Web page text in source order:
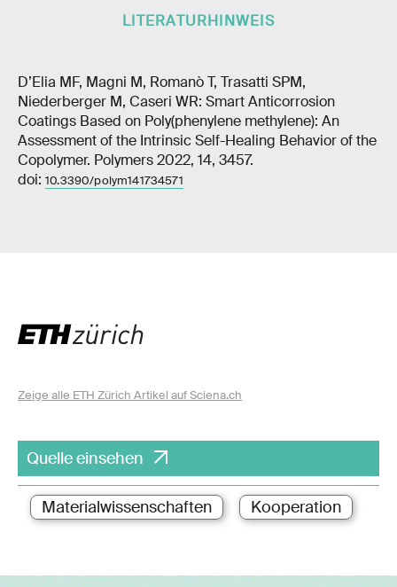
LITERATURHINWEIS
D’Elia MF, Magni M, Romanò T, Trasatti SPM,
Niederberger M, Caseri WR: Smart Anticorrosion
Coatings Based on Poly(phenylene methylene): An
Assessment of the Intrinsic Self-Healing Behavior of the
Copolymer. Polymers 2022, 14, 3457.
doi: 10.3390/polym141734571
Zeige alle ETH Zürich Artikel auf Sciena.ch
Quelle einsehen
Materialwissenschaften Kooperation